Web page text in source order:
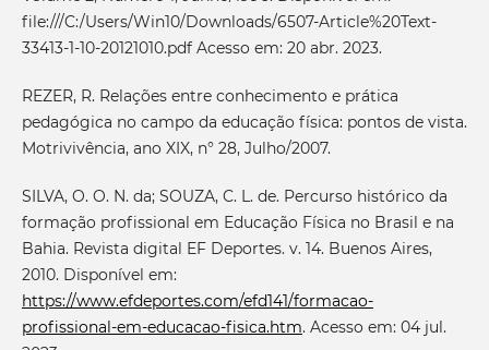
file:///C:/Users/Win10/Downloads/6507-Article%20Text-
33413-1-10-20121010.pdf Acesso em: 20 abr. 2023.
REZER, R. Relações entre conhecimento e prática
pedagógica no campo da educação física: pontos de vista.
Motrivivência, ano XIX, n° 28, Julho/2007.
SILVA, O. O. N. da; SOUZA, C. L. de. Percurso histórico da
formação profissional em Educação Física no Brasil e na
Bahia. Revista digital EF Deportes. v. 14. Buenos Aires,
2010. Disponível em:
https://www.efdeportes.com/efd141/formacao-
profissional-em-educacao-fisica.htm. Acesso em: 04 jul.